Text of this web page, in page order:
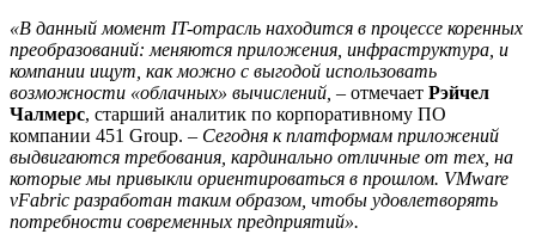
«В данный момент IT-отрасль находится в процессе коренных
преобразований: меняются приложения, инфраструктура, и
компании ищут, как можно с выгодой использовать
возможности «облачных» вычислений, – отмечает Рэйчел
Чалмерс, старший аналитик по корпоративному ПО
компании 451 Group. – Сегодня к платформам приложений
выдвигаются требования, кардинально отличные от тех, на
которые мы привыкли ориентироваться в прошлом. VMware
vFabric разработан таким образом, чтобы удовлетворять
потребности современных предприятий».